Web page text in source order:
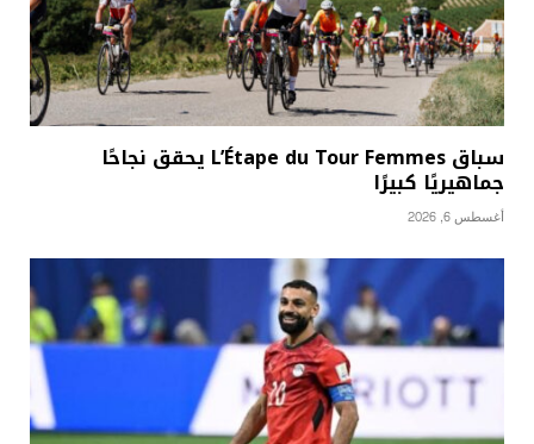
سباق L’Étape du Tour Femmes يحقق نجاحًا
جماهيريًا كبيرًا
أغسطس 6, 2026